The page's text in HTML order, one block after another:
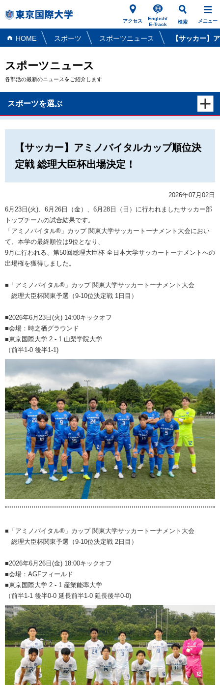
アクセス
English/
E-Track
検索 メニュー
HOME スポーツ スポーツニュース 【サッカー】
スポーツニュース
各部活の最新のニュースをご紹介します
スポーツを選ぶ
【サッカー】アミノバイタルカップ順位決
定戦 総理大臣杯出場決定！
2026年07月02日
6月23日(火)、6月26日（金）、6月28日（日）に行われましたサッカー部
トップチームの試合結果です。
「アミノバイタル®」カップ 関東大学サッカートーナメント大会におい
て、本学の最終順位は9位となり、
9月に行われる、第50回総理大臣杯 全日本大学サッカートーナメントへの
出場権を獲得しました。
■「アミノバイタル®」カップ 関東大学サッカートーナメント大会
総理大臣杯関東予選（9-10位決定戦 1日目）
■2026年6月23日(火) 14:00キックオフ
■会場：時之栖グラウンド
■東京国際大学 2 - 1 山梨学院大学
（前半1-0 後半1-1)
■「アミノバイタル®」カップ 関東大学サッカートーナメント大会
総理大臣杯関東予選（9-10位決定戦 2日目）
■2026年6月26日(金) 18:00キックオフ
■会場：AGFフィールド
■東京国際大学 2 - 1 産業能率大学
（前半1-1 後半0-0 延長前半1-0 延長後半0-0)